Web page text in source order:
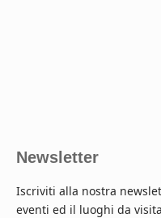
Newsletter
Iscriviti alla nostra
eventi ed il luoghi da